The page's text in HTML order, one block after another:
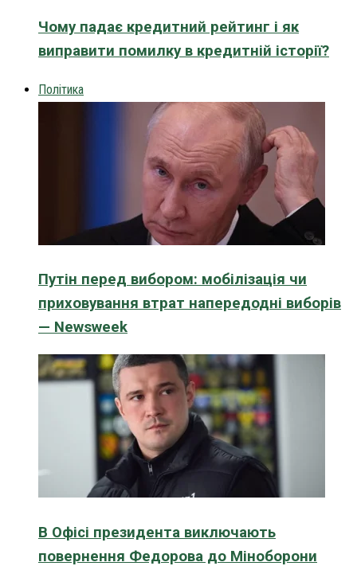
Чому падає кредитний рейтинг і як
виправити помилку в кредитній історії?
Політика
Путін перед вибором: мобілізація чи
приховування втрат напередодні виборів
— Newsweek
В Офісі президента виключають
повернення Федорова до Міноборони